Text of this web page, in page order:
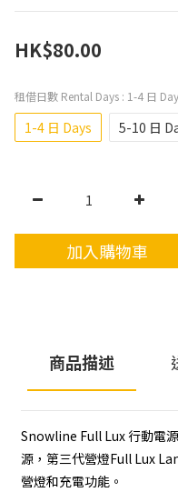
HK$80.00
租借日數 Rental Days : 1-4 日
1-4 日 Days 5-10 日
加入購物車
商品描述
Snowline Full Lux 行動電
源，第三代營燈Full Lux
營燈和充電功能。